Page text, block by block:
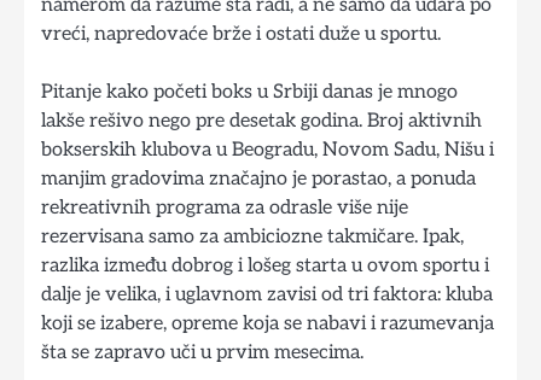
vreći, napredovaće brže i ostati duže u sportu.
Pitanje kako početi boks u Srbiji danas je mnogo
lakše rešivo nego pre desetak godina. Broj aktivnih
bokserskih klubova u Beogradu, Novom Sadu, Nišu i
manjim gradovima značajno je porastao, a ponuda
rekreativnih programa za odrasle više nije
rezervisana samo za ambiciozne takmičare. Ipak,
razlika između dobrog i lošeg starta u ovom sportu i
dalje je velika, i uglavnom zavisi od tri faktora: kluba
koji se izabere, opreme koja se nabavi i razumevanja
šta se zapravo uči u prvim mesecima.